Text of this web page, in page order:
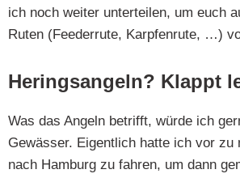
ich noch weiter unterteilen, um euch
Ruten (Feederrute, Karpfenrute, …)
Heringsangeln? Klappt
Was das Angeln betrifft, würde ich
Gewässer. Eigentlich hatte ich vor zu
nach Hamburg zu fahren, um dann